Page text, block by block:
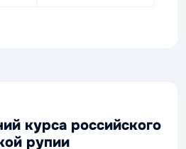
курса российского
рупии